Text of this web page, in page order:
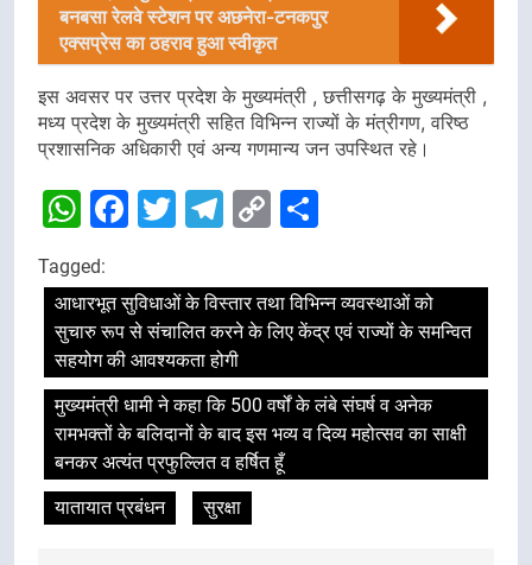
बनबसा रेलवे स्टेशन पर अछनेरा-टनकपुर
एक्सप्रेस का ठहराव हुआ स्वीकृत
इस अवसर पर उत्तर प्रदेश के मुख्यमंत्री , छत्तीसगढ़ के मुख्यमंत्री ,
मध्य प्रदेश के मुख्यमंत्री सहित विभिन्न राज्यों के मंत्रीगण, वरिष्ठ
प्रशासनिक अधिकारी एवं अन्य गणमान्य जन उपस्थित रहे।
WhatsApp
Facebook
Twitter
Telegram
Copy
Tagged:
आधारभूत सुविधाओं के विस्तार तथा विभिन्न व्यवस्थाओं को
सुचारु रूप से संचालित करने के लिए केंद्र एवं राज्यों के समन्वित
सहयोग की आवश्यकता होगी
मुख्यमंत्री धामी ने कहा कि 500 वर्षों के लंबे संघर्ष व अनेक
रामभक्तों के बलिदानों के बाद इस भव्य व दिव्य महोत्सव का साक्षी
बनकर अत्यंत प्रफुल्लित व हर्षित हूँ
यातायात प्रबंधन
सुरक्षा